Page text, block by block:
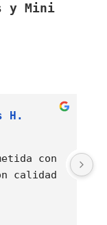
y Mini
H.
con
calidad